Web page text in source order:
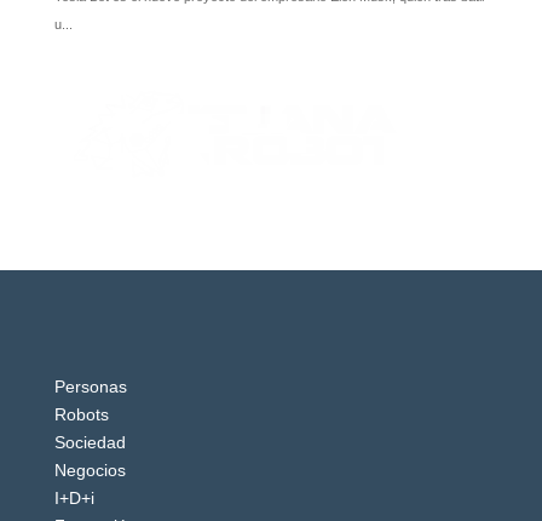
Personas
Robots
Sociedad
Negocios
I+D+i